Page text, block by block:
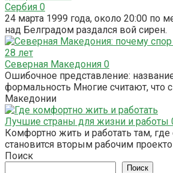
Сербия 0
24 марта 1999 года, около 20:00 по
над Белградом раздался вой сирен.
Северная Македония 0
Ошибочное представление:
формальность Многие считают, что
Македонии
Лучшие страны для жизни и работы
Комфортно жить и работать там,
становится вторым рабочим
Поиск
Поиск